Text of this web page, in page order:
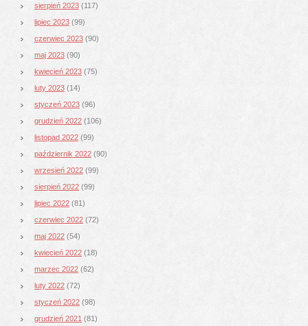
sierpień 2023 (117)
lipiec 2023 (99)
czerwiec 2023 (90)
maj 2023 (90)
kwiecień 2023 (75)
luty 2023 (14)
styczeń 2023 (96)
grudzień 2022 (106)
listopad 2022 (99)
październik 2022 (90)
wrzesień 2022 (99)
sierpień 2022 (99)
lipiec 2022 (81)
czerwiec 2022 (72)
maj 2022 (54)
kwiecień 2022 (18)
marzec 2022 (62)
luty 2022 (72)
styczeń 2022 (98)
grudzień 2021 (81)